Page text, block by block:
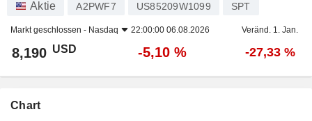
Aktie A2PWF7 US85209W1099 SPT
Markt geschlossen - Nasdaq 22:00:00 06.08.2026 Veränd. 1. Jan.
8,190 USD -5,10 % -27,33 %
Chart